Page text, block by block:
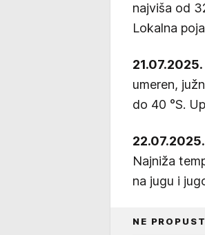
najviša od
Lokalna
umeren,
do 40 °S.
Najniža
na jugu i
NE